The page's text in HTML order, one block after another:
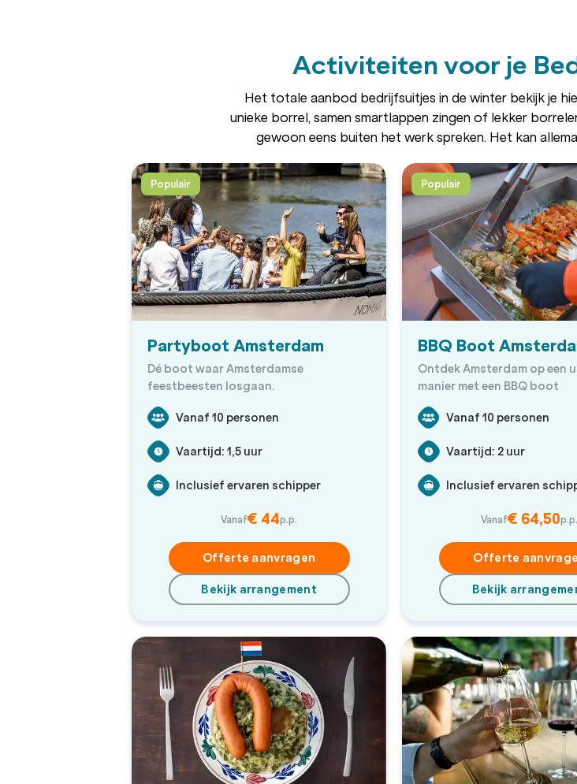
Activiteiten voor je
Het totale aanbod bedrijfsuitjes in de winter bekijk je
unieke borrel, samen smartlappen zingen of lekker
gewoon eens buiten het werk spreken. Het kan
Populair
Partyboot Amsterdam
Dé boot waar Amsterdamse
feestbeesten losgaan.
Vanaf 10 personen
Vaartijd: 1,5 uur
Inclusief ervaren schipper
Vanaf€ 44p.p.
Offerte aanvragen
Bekijk arrangement
Populair
BBQ Boot
Ontdek Amsterdam op een
manier met een BBQ boot
Vanaf 10 personen
Vaartijd: 2 uur
Inclusief ervaren
Vanaf€ 64,50p.p.
Offerte
Bekijk